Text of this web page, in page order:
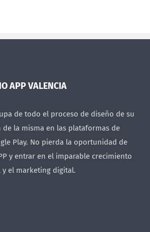
APP VALENCIA
de todo el proceso de diseño de su
de la misma en las plataformas de
Play. No pierda la oportunidad de
y entrar en el imparable crecimiento
el marketing digital.